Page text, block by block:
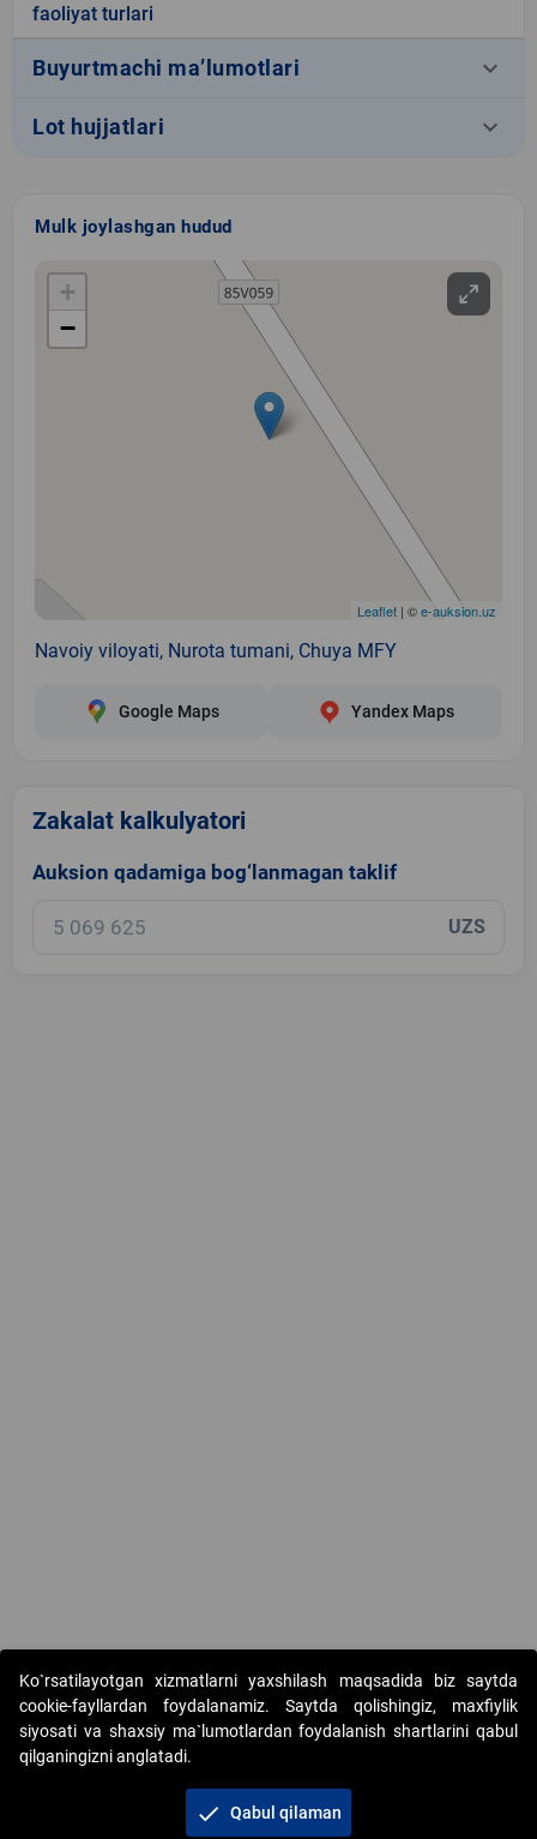
faoliyat turlari
Buyurtmachi ma’lumotlari keyboard_arrow_down
Lot hujjatlari keyboard_arrow_down
Mulk joylashgan hudud
+
−
Leaflet | ©e-auksion.uz
Navoiy viloyati, Nurota tumani, Chuya MFY
Google Maps Yandex Maps
Zakalat kalkulyatori
Auksion qadamiga bog‘lanmagan taklif
UZS
Copyright © 2017-2026. "Elektron onlayn-auksionlarni
tashkil etish" AJ. Barcha huquqlar himoyalangan
Ko`rsatilayotgan xizmatlarni yaxshilash maqsadida biz saytda
cookie-fayllardan foydalanamiz. Saytda qolishingiz, maxfiylik
siyosati va shaxsiy ma`lumotlardan foydalanish shartlarini qabul
qilganingizni anglatadi.
check Qabul qilaman